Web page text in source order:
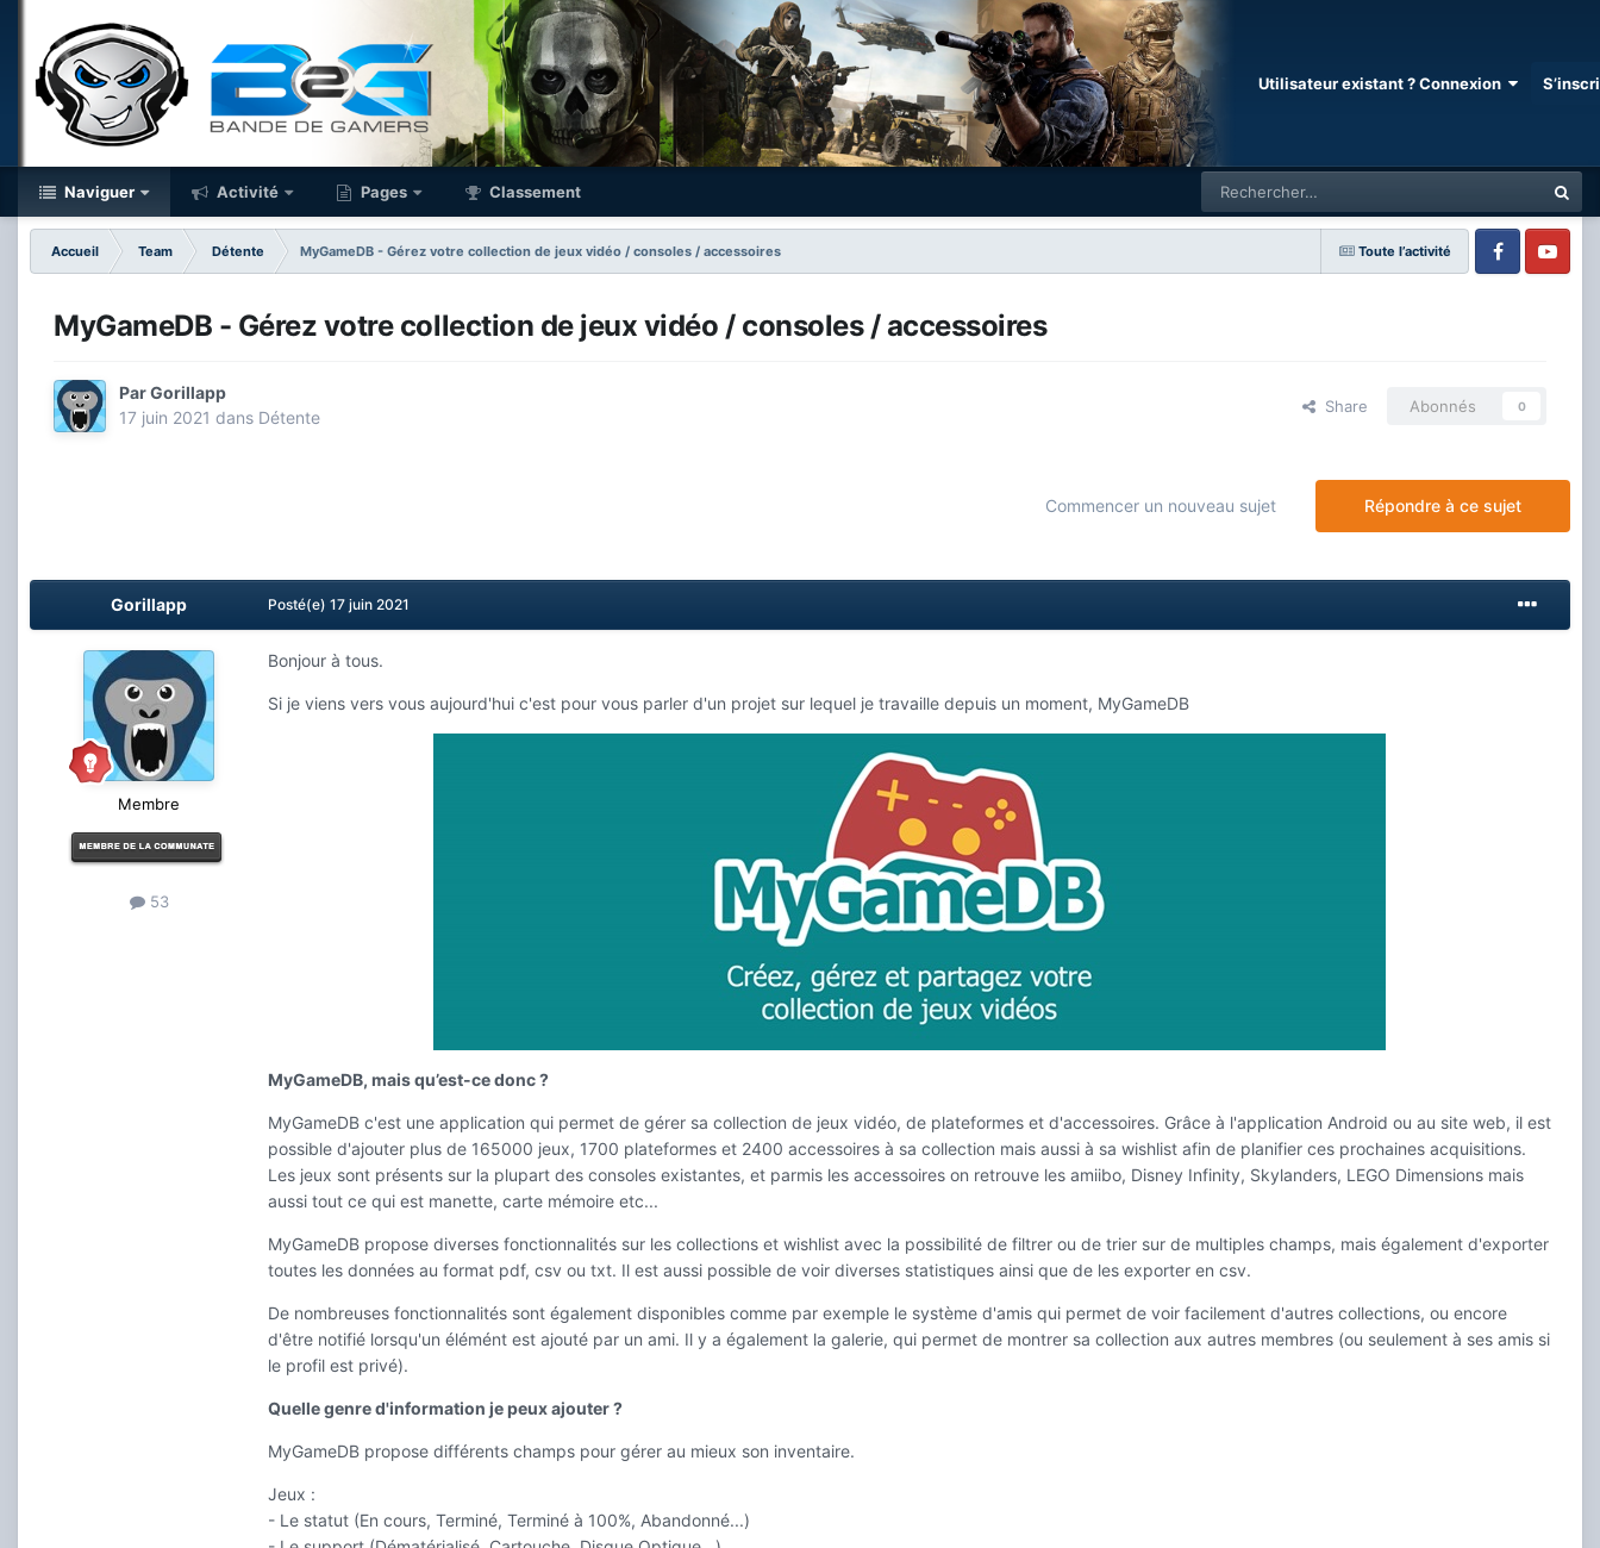
Utilisateur existant ? Connexion
Naviguer Activité Pages Classement
Toute l’activité
Accueil Team Détente
MyGameDB - Gérez votre collection de jeux vidéo / consoles / accessoires
FacebookYoutube
MyGameDB - Gérez votre collection de jeux vidéo / consoles / accessoires
ParGorillapp
17 juin 2021 dans Détente
Share Abonnés 0
Répondre à ce sujet
Commencer un nouveau sujet
Gorillapp
Membre
53
Posté(e) 17 juin 2021
Bonjour à tous.
Si je viens vers vous aujourd'hui c'est pour vous parler d'un projet sur lequel je travaille depuis un moment, MyGameDB
MyGameDB, mais qu’est-ce donc ?
MyGameDB c'est une application qui permet de gérer sa collection de jeux vidéo, de plateformes et d'accessoires. Grâce à l'application Android ou au site web, il est
possible d'ajouter plus de 165000 jeux, 1700 plateformes et 2400 accessoires à sa collection mais aussi à sa wishlist afin de planifier ces prochaines acquisitions.
Les jeux sont présents sur la plupart des consoles existantes, et parmis les accessoires on retrouve les amiibo, Disney Infinity, Skylanders, LEGO Dimensions mais
aussi tout ce qui est manette, carte mémoire etc...
MyGameDB propose diverses fonctionnalités sur les collections et wishlist avec la possibilité de filtrer ou de trier sur de multiples champs, mais également d'exporter
toutes les données au format pdf, csv ou txt. Il est aussi possible de voir diverses statistiques ainsi que de les exporter en csv.
De nombreuses fonctionnalités sont également disponibles comme par exemple le système d'amis qui permet de voir facilement d'autres collections, ou encore
d'être notifié lorsqu'un élémént est ajouté par un ami. Il y a également la galerie, qui permet de montrer sa collection aux autres membres (ou seulement à ses amis si
le profil est privé).
Quelle genre d'information je peux ajouter ?
MyGameDB propose différents champs pour gérer au mieux son inventaire.
Jeux :
- Le statut (En cours, Terminé, Terminé à 100%, Abandonné...)